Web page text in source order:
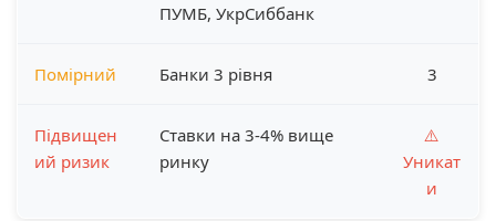
ПУМБ, УкрСиббанк
Помірний Банки 3 рівня 3
Підвищен
ий ризик
Ставки на 3-4% вище
ринку
⚠️
Уникат
и